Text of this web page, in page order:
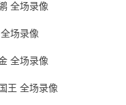
全场录像
场录像
全场录像
王 全场录像